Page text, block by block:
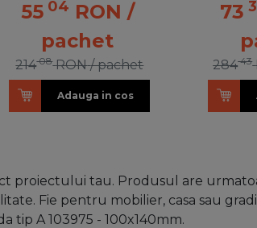
55 04 RON /
pachet
21408 RON / pachet
Adauga in cos
73
28443
proiectului tau. Produsul are
Fie pentru mobilier, casa sau
tip A 103975 - 100x140mm.